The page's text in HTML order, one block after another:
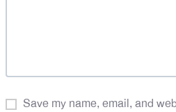
Save my name, email, and